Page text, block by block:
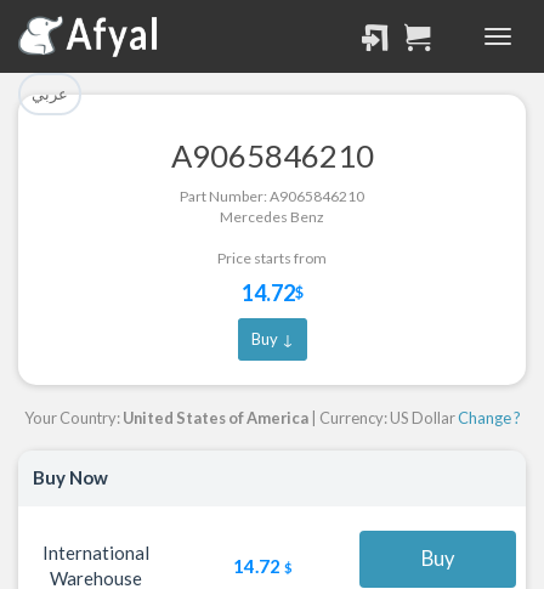
عربي
A9065846210
Part Number: A9065846210
Mercedes Benz
Price starts from
14.72$
Buy ↓
Your Country:United States of America| Currency: US DollarChange ?
Buy Now
International
Warehouse
14.72 $ Buy
تم إضافة القطعة بنجاح.
Part Successfully
Selected
تم إضافة القطعة للسلة
بنجاح.
Part Added to Cart